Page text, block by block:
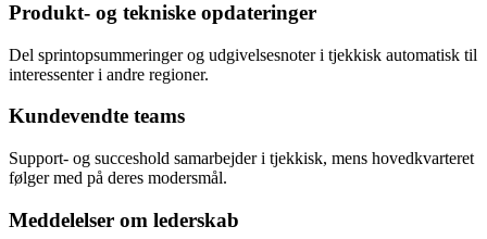
Produkt- og tekniske opdateringer
Del sprintopsummeringer og udgivelsesnoter i tjekkisk automatisk til
interessenter i andre regioner.
Kundevendte teams
Support- og succeshold samarbejder i tjekkisk, mens hovedkvarteret
følger med på deres modersmål.
Meddelelser om lederskab